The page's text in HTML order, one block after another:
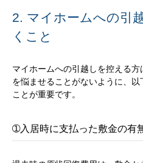
2. マイホームへの引
くこと
マイホームへの引越しを控える
を悩ませることがないように、以
ことが重要です。
➀入居時に支払った敷金の有